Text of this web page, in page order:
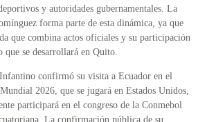
y autoridades gubernamentales. La
forma parte de esta dinámica, ya que
que combina actos oficiales y su participación
que se desarrollará en Quito.
confirmó su visita a Ecuador en el
2026, que se jugará en Estados Unidos,
participará en el congreso de la Conmebol
La confirmación pública de su